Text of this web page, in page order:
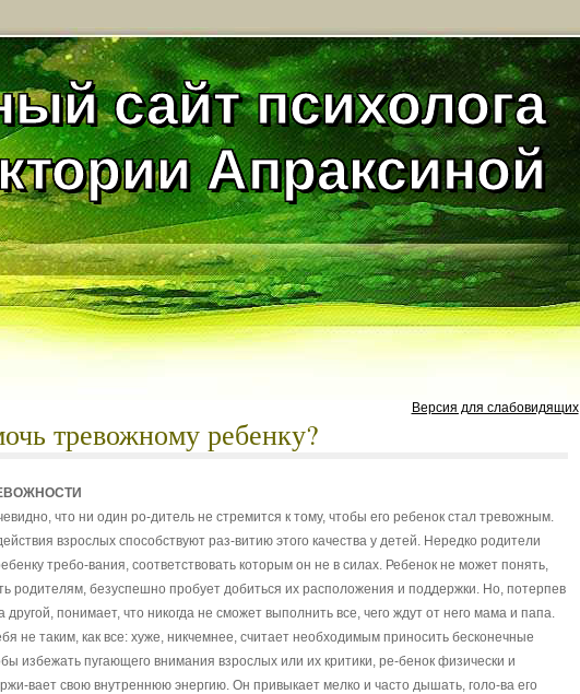
сайт психолога
Апраксиной
Версия для слабовидящих
тревожному ребенку?
что ни один ро-дитель не стремится к тому, чтобы его ребенок стал тревожным.
взрослых способствуют раз-витию этого качества у детей. Нередко родители
требо-вания, соответствовать которым он не в силах. Ребенок не может понять,
родителям, безуспешно пробует добиться их расположения и поддержки. Но, потерпев
другой, понимает, что никогда не сможет выполнить все, чего ждут от него мама и папа.
не таким, как все: хуже, никчемнее, считает необходимым приносить бесконечные
избежать пугающего внимания взрослых или их критики, ре-бенок физически и
вает свою внутреннюю энергию. Он привыкает мелко и часто дышать, голо-ва его